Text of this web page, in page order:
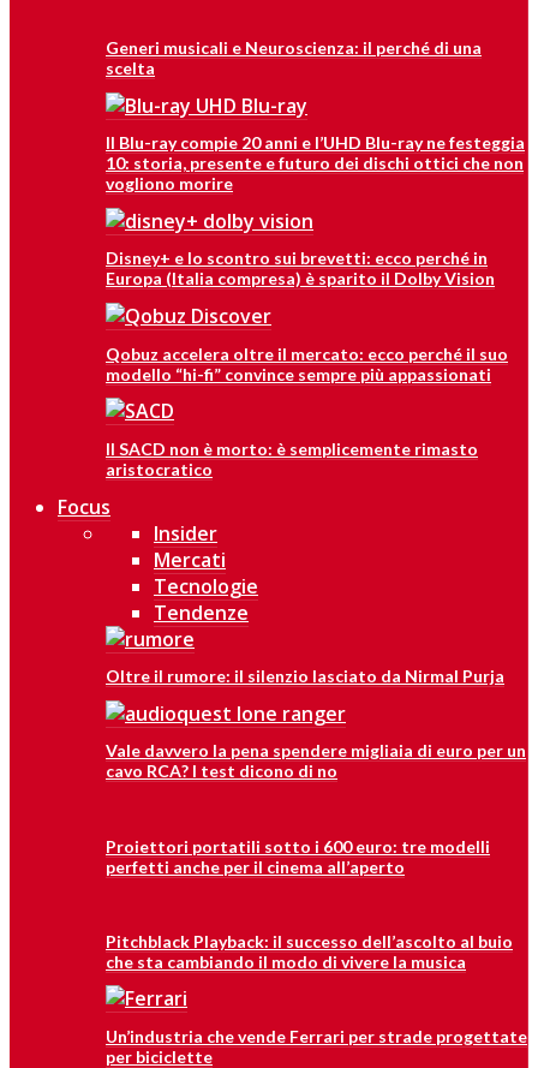
Generi musicali e Neuroscienza: il perché di una
scelta
Il Blu-ray compie 20 anni e l’UHD Blu-ray ne festeggia
10: storia, presente e futuro dei dischi ottici che non
vogliono morire
Disney+ e lo scontro sui brevetti: ecco perché in
Europa (Italia compresa) è sparito il Dolby Vision
Qobuz accelera oltre il mercato: ecco perché il suo
modello “hi-fi” convince sempre più appassionati
Il SACD non è morto: è semplicemente rimasto
aristocratico
Focus
Insider
Mercati
Tecnologie
Tendenze
Oltre il rumore: il silenzio lasciato da Nirmal Purja
Vale davvero la pena spendere migliaia di euro per un
cavo RCA? I test dicono di no
Proiettori portatili sotto i 600 euro: tre modelli
perfetti anche per il cinema all’aperto
Pitchblack Playback: il successo dell’ascolto al buio
che sta cambiando il modo di vivere la musica
Un’industria che vende Ferrari per strade progettate
per biciclette